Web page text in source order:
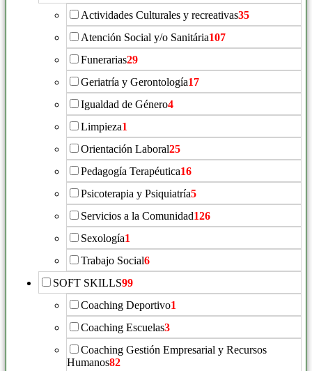
Actividades Culturales y recreativas35
Atención Social y/o Sanitária107
Funerarias29
Geriatría y Gerontología17
Igualdad de Género4
Limpieza1
Orientación Laboral25
Pedagogía Terapéutica16
Psicoterapia y Psiquiatría5
Servicios a la Comunidad126
Sexología1
Trabajo Social6
SOFT SKILLS99
Coaching Deportivo1
Coaching Escuelas3
Coaching Gestión Empresarial y Recursos
Humanos82